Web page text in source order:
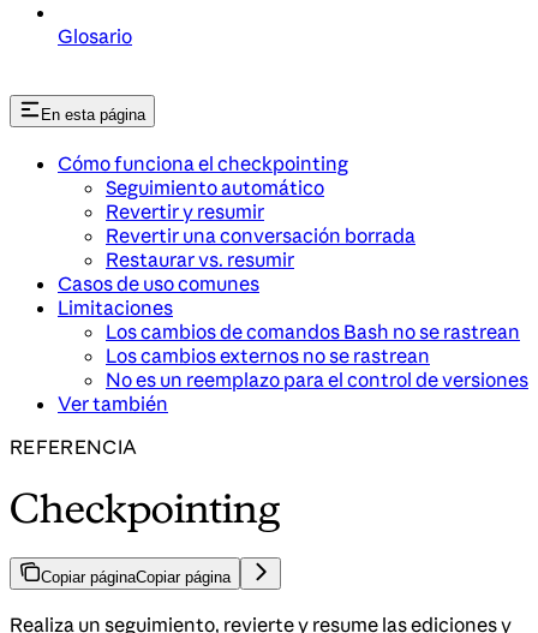
Glosario
En esta página
Cómo funciona el checkpointing
Seguimiento automático
Revertir y resumir
Revertir una conversación borrada
Restaurar vs. resumir
Casos de uso comunes
Limitaciones
Los cambios de comandos Bash no se rastrean
Los cambios externos no se rastrean
No es un reemplazo para el control de versiones
Ver también
REFERENCIA
Checkpointing
Copiar páginaCopiar página
Realiza un seguimiento, revierte y resume las ediciones y